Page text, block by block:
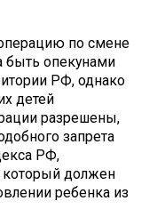
по смене
быть опекунами
РФ, однако
детей
разрешены,
запрета
РФ,
который должен
ребенка из